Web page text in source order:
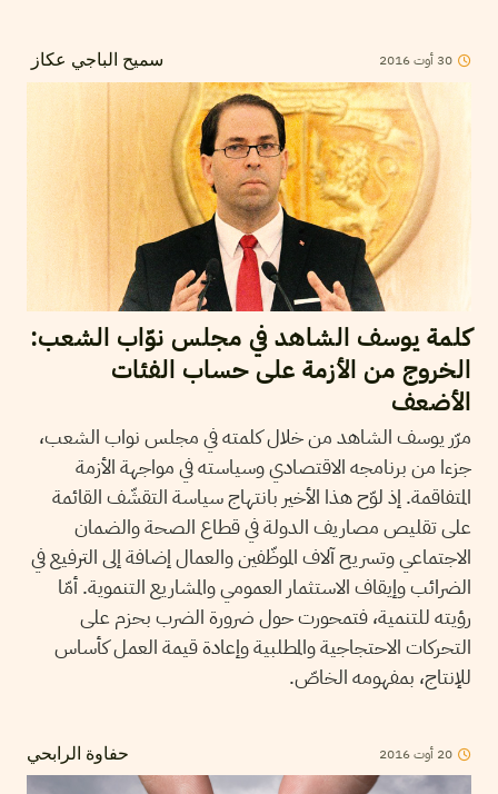
سميح الباجي عكاز 30 أوت2016
كلمة يوسف الشاهد في مجلس نوّاب الشعب:
الخروج من الأزمة على حساب الفئات
الأضعف
مرّر يوسف الشاهد من خلال كلمته في مجلس نواب الشعب،
جزءا من برنامجه الاقتصادي وسياسته في مواجهة الأزمة
المتفاقمة. إذ لوّح هذا الأخير بانتهاج سياسة التقشّف القائمة
على تقليص مصاريف الدولة في قطاع الصحة والضمان
الاجتماعي وتسريح آلاف الموظّفين والعمال إضافة إلى الترفيع في
الضرائب وإيقاف الاستثمار العمومي والمشاريع التنموية. أمّا
رؤيته للتنمية، فتمحورت حول ضرورة الضرب بحزم على
التحركات الاحتجاجية والمطلبية وإعادة قيمة العمل كأساس
للإنتاج، بمفهومه الخاصّ.
حفاوة الرابحي 20 أوت2016